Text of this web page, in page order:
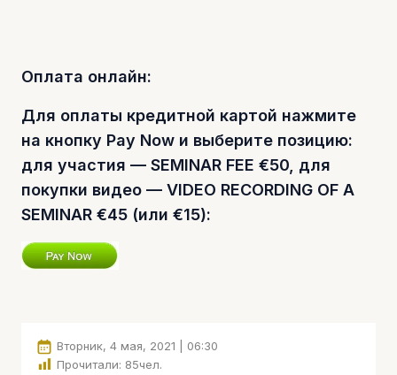
Оплата онлайн:
Для оплаты кредитной картой нажмите
на кнопку Pay Now и выберите позицию:
для участия — SEMINAR FEE €50, для
покупки видео — VIDEO RECORDING OF A
SEMINAR €45 (или €15):
Вторник, 4 мая, 2021 | 06:30
Прочитали: 85чел.